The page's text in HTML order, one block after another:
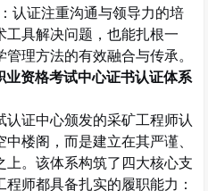
认证注重沟通与领导力的培
工具解决问题，也能扎根一
理方法的有效融合与传承。
业资格考试中心证书认证体系
认证中心颁发的采矿工程师认
楼阁，而是建立在其严谨、
上。该体系构筑了四大核心支
师都具备扎实的履职能力：